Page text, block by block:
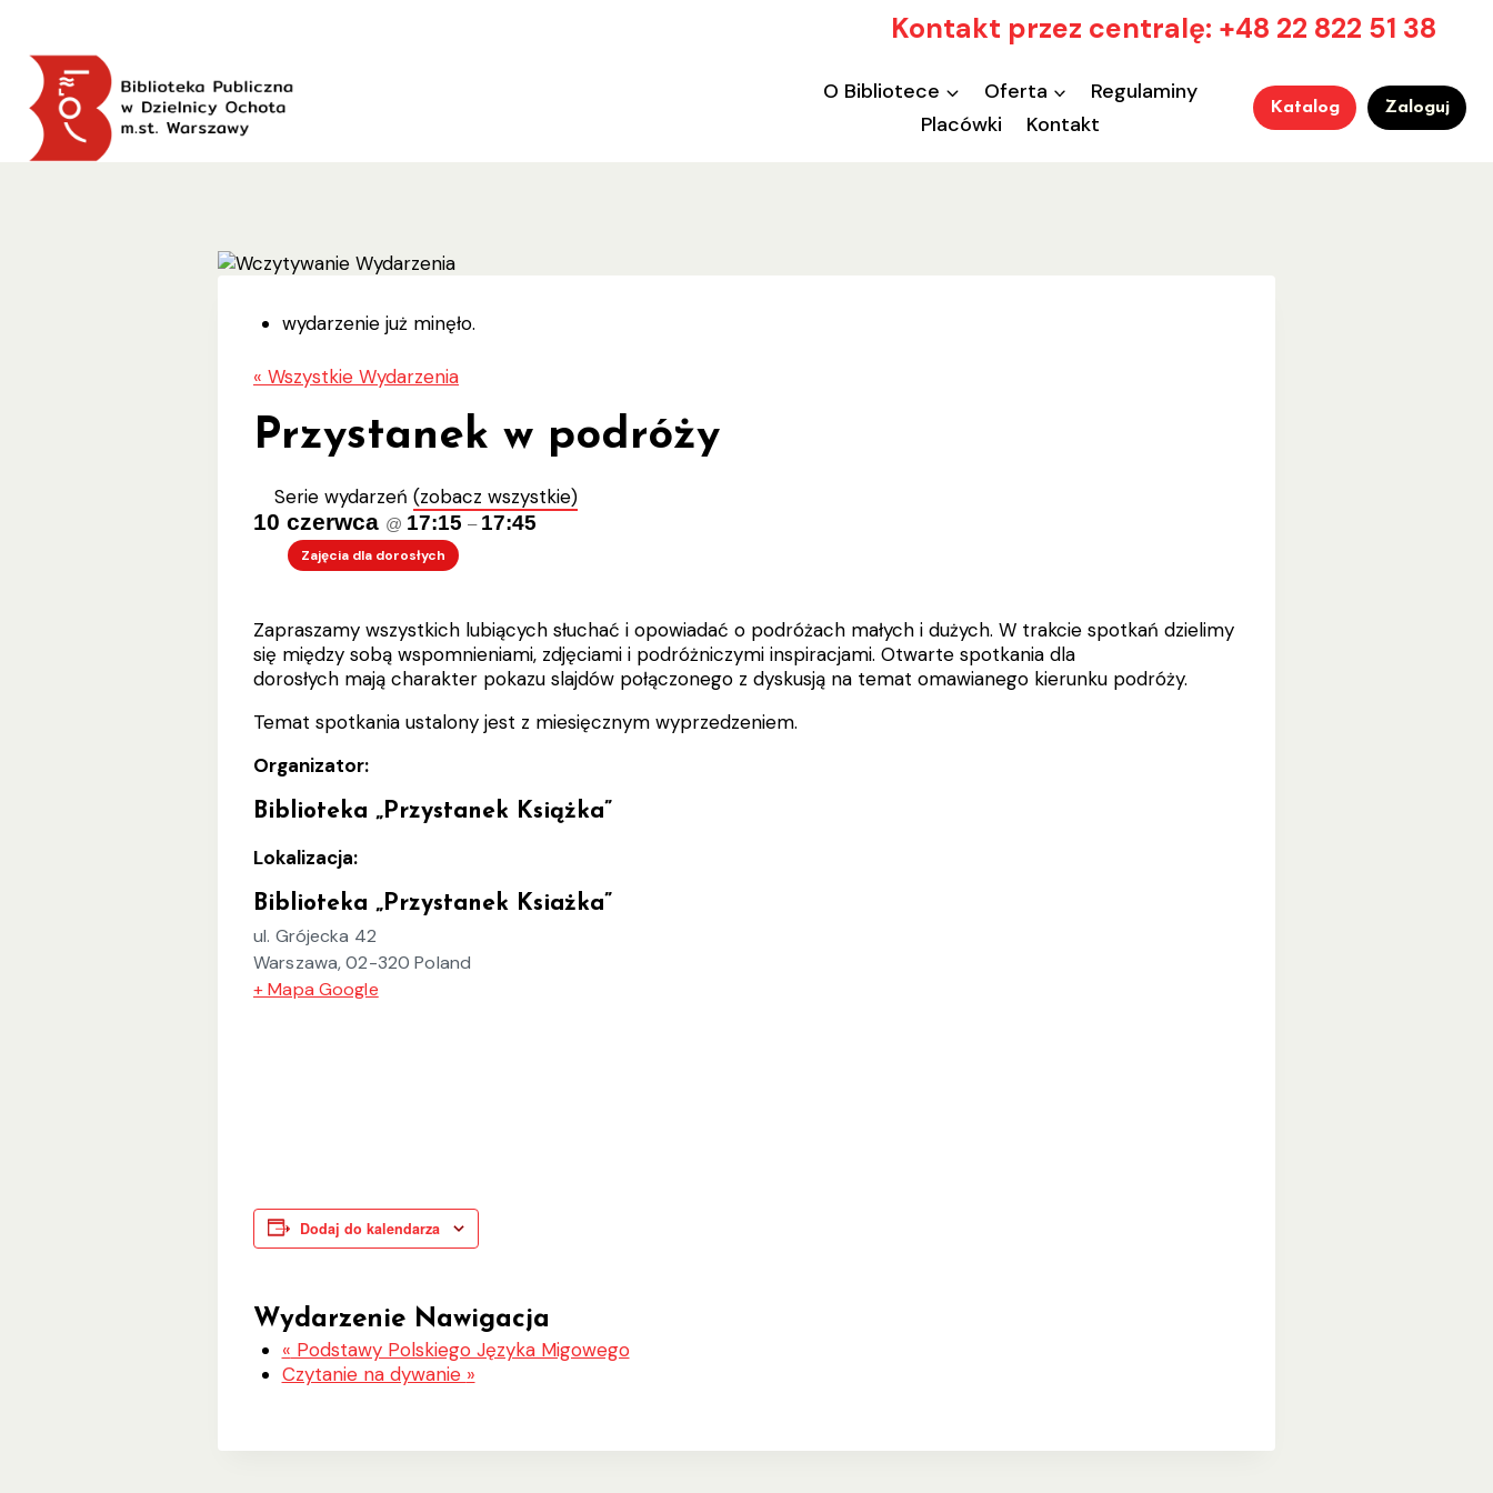
treści
Kontakt przez centralę: +48 22 822 51 38
O Bibliotece Oferta
Regulaminy
Placówki
Kontakt
Katalog Zaloguj
wydarzenie już minęło.
« Wszystkie Wydarzenia
Przystanek w podróży
Serie wydarzeń (zobacz wszystkie)
10 czerwca @ 17:15 – 17:45
Zajęcia dla dorosłych
Zapraszamy wszystkich lubiących słuchać i opowiadać o podróżach małych i dużych. W trakcie spotkań dzielimy
się między sobą wspomnieniami, zdjęciami i podróżniczymi inspiracjami. Otwarte spotkania dla
dorosłych mają charakter pokazu slajdów połączonego z dyskusją na temat omawianego kierunku podróży.
Temat spotkania ustalony jest z miesięcznym wyprzedzeniem.
Organizator:
Biblioteka „Przystanek Książka”
Lokalizacja:
Biblioteka „Przystanek Ksiażka”
ul. Grójecka 42
Warszawa, 02-320 Poland
+ Mapa Google
Dodaj do kalendarza
Wydarzenie Nawigacja
« Podstawy Polskiego Języka Migowego
Czytanie na dywanie »